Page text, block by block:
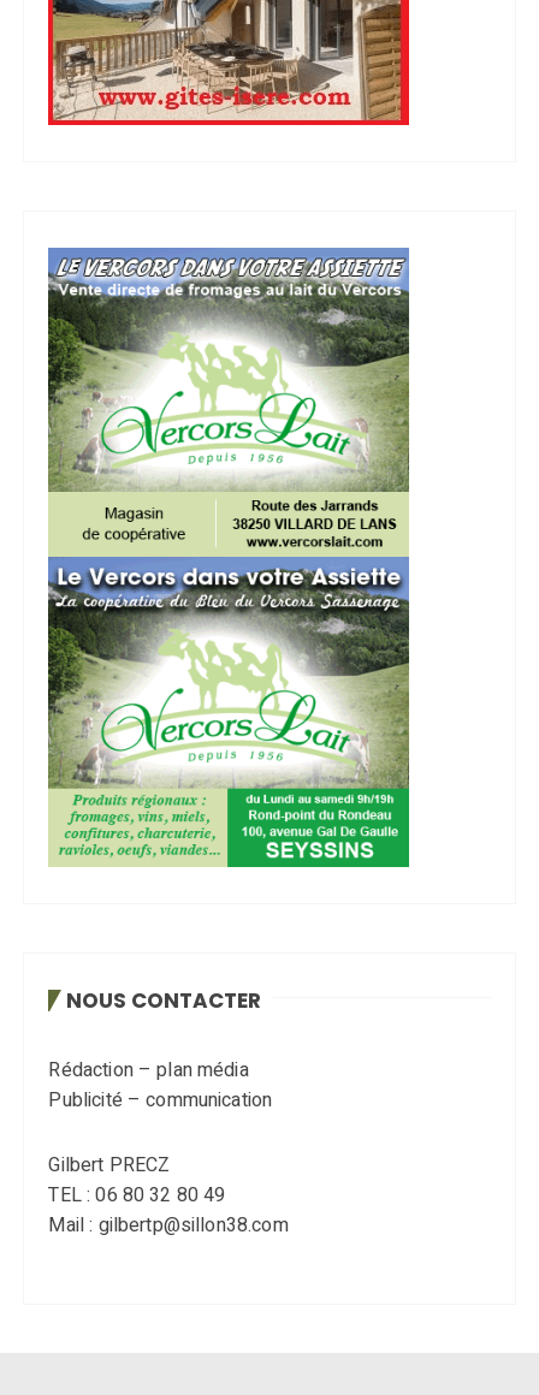
NOUS CONTACTER
Rédaction – plan média
Publicité – communication
Gilbert PRECZ
TEL : 06 80 32 80 49
Mail : gilbertp@sillon38.com